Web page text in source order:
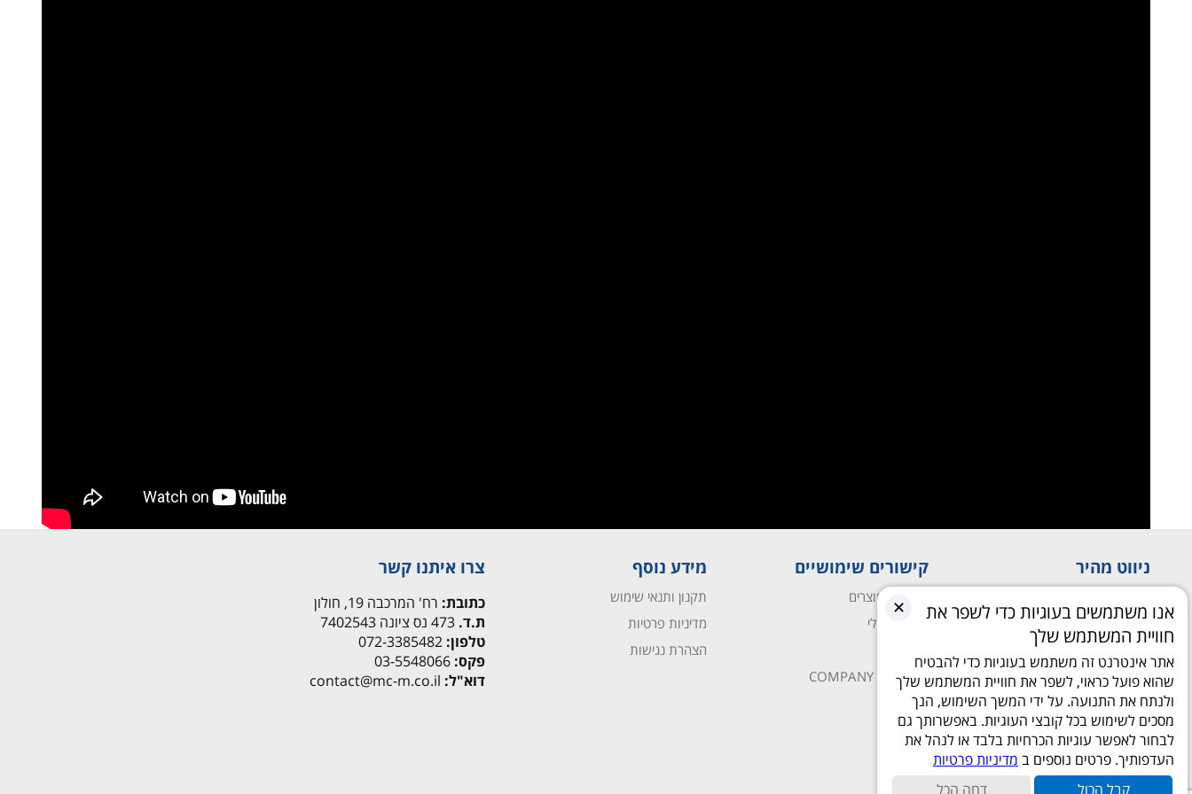
ניווט מהיר
חנות
יצירת קשר
קישורים שימושיים
השוואת מוצרים
החשבון שלי
COMPANY PROFILE
מידע נוסף
תקנון ותנאי שימוש
מדיניות פרטיות
הצהרת נגישות
צרו איתנו קשר
כתובת: רח' המרכבה 19, חולון
ת.ד.
טלפון:
פקס:
דוא"ל:
✕
אנו משתמשים בעוגיות כדי לשפר את
חוויית המשתמש שלך
אתר אינטרנט זה משתמש בעוגיות כדי להבטיח
שהוא פועל כראוי, לשפר את חוויית המשתמש שלך
ולנתח את התנועה. על ידי המשך השימוש, הנך
מסכים לשימוש בכל קובצי העוגיות. באפשרותך גם
לבחור לאפשר עוגיות הכרחיות בלבד או לנהל את
העדפותיך. פרטים נוספים ב מדיניות פרטיות
קבל הכול
דחה הכל